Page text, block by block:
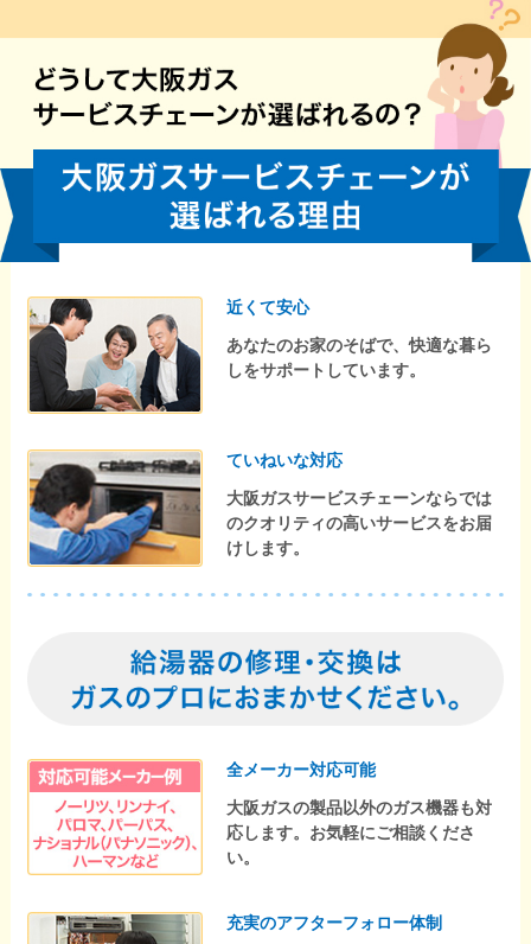
近くて安心
あなたのお家のそばで、快適な暮ら
しをサポートしています。
ていねいな対応
大阪ガスサービスチェーンならでは
のクオリティの高いサービスをお届
けします。
全メーカー対応可能
大阪ガスの製品以外のガス機器も対
応します。お気軽にご相談くださ
い。
充実のアフターフォロー体制